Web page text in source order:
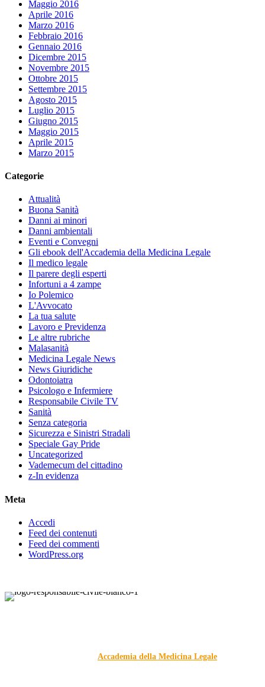
Maggio 2016
Aprile 2016
Marzo 2016
Febbraio 2016
Gennaio 2016
Dicembre 2015
Novembre 2015
Ottobre 2015
Settembre 2015
Agosto 2015
Luglio 2015
Giugno 2015
Maggio 2015
Aprile 2015
Marzo 2015
Categorie
Attualità
Buona Sanità
Danni ai minori
Danni ambientali
Eventi e Convegni
Gli ebook dell'Accademia della Medicina Legale
Il medico legale
Il parere degli esperti
Infortuni a 4 zampe
Io Polemico
L'Avvocato
La tua salute
Lavoro e Previdenza
Le altre rubriche
Malasanità
Medicina Legale News
News Giuridiche
Odontoiatra
Psicologo e Infermiere
Responsabile Civile TV
Sanità
Senza categoria
Sicurezza e Sinistri Stradali
Speciale Gay Pride
Uncategorized
Vademecum del cittadino
z-In evidenza
Meta
Accedi
Feed dei contenuti
Feed dei commenti
WordPress.org
Accademia della Medicina Legale